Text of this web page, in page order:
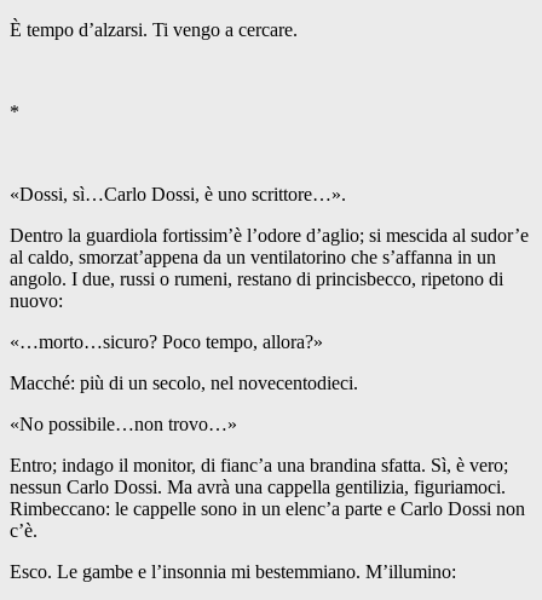
È tempo d’alzarsi. Ti vengo a cercare.
*
«Dossi, sì…Carlo Dossi, è uno scrittore…».
Dentro la guardiola fortissim’è l’odore d’aglio; si mescida al sudor’e
al caldo, smorzat’appena da un ventilatorino che s’affanna in un
angolo. I due, russi o rumeni, restano di princisbecco, ripetono di
nuovo:
«…morto…sicuro? Poco tempo, allora?»
Macché: più di un secolo, nel novecentodieci.
«No possibile…non trovo…»
Entro; indago il monitor, di fianc’a una brandina sfatta. Sì, è vero;
nessun Carlo Dossi. Ma avrà una cappella gentilizia, figuriamoci.
Rimbeccano: le cappelle sono in un elenc’a parte e Carlo Dossi non
c’è.
Esco. Le gambe e l’insonnia mi bestemmiano. M’illumino: